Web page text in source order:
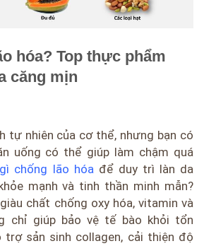
hóa? Top thực phẩm
căng mịn
tự nhiên của cơ thể, nhưng bạn có
uống có thể giúp làm chậm quá
chống lão hóađể duy trì làn da
mạnh và tinh thần minh mẫn?
chất chống oxy hóa, vitamin và
chỉ giúp bảo vệ tế bào khỏi tổn
sản sinh collagen, cải thiện độ